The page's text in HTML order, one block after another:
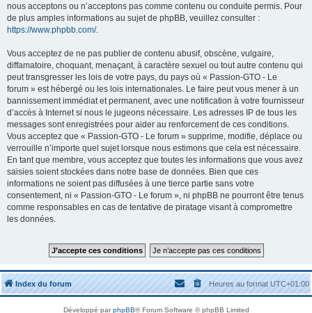
nous acceptons ou n’acceptons pas comme contenu ou conduite permis. Pour
de plus amples informations au sujet de phpBB, veuillez consulter :
https://www.phpbb.com/.
Vous acceptez de ne pas publier de contenu abusif, obscène, vulgaire,
diffamatoire, choquant, menaçant, à caractère sexuel ou tout autre contenu qui
peut transgresser les lois de votre pays, du pays où « Passion-GTO - Le
forum » est hébergé ou les lois internationales. Le faire peut vous mener à un
bannissement immédiat et permanent, avec une notification à votre fournisseur
d’accès à Internet si nous le jugeons nécessaire. Les adresses IP de tous les
messages sont enregistrées pour aider au renforcement de ces conditions.
Vous acceptez que « Passion-GTO - Le forum » supprime, modifie, déplace ou
verrouille n’importe quel sujet lorsque nous estimons que cela est nécessaire.
En tant que membre, vous acceptez que toutes les informations que vous avez
saisies soient stockées dans notre base de données. Bien que ces
informations ne soient pas diffusées à une tierce partie sans votre
consentement, ni « Passion-GTO - Le forum », ni phpBB ne pourront être tenus
comme responsables en cas de tentative de piratage visant à compromettre
les données.
Index du forum Heures au formatUTC+01:00
Développé parphpBB® Forum Software © phpBB Limited